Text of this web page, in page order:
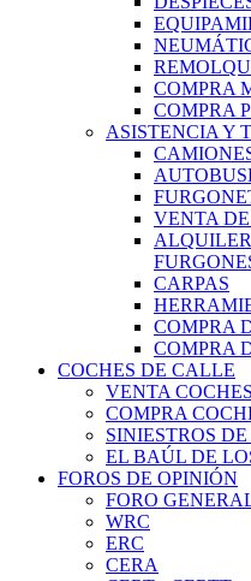
COMPRA
COMPRA
ASISTENCIA Y
VENTA
CARPAS
COMPRA
COMPRA
COCHES DE CALLE
VENTA
COMPRA
SINIESTROS
EL BAÚL DE
FOROS DE OPINIÓN
FORO
WRC
ERC
CERA